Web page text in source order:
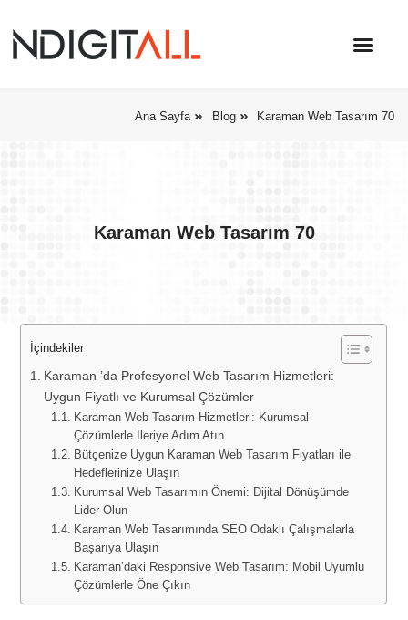
Ana Sayfa Blog Karaman Web Tasarım 70
Karaman Web Tasarım 70
İçindekiler
Karaman ’da Profesyonel Web Tasarım Hizmetleri:
Uygun Fiyatlı ve Kurumsal Çözümler
Karaman Web Tasarım Hizmetleri: Kurumsal
Çözümlerle İleriye Adım Atın
Bütçenize Uygun Karaman Web Tasarım Fiyatları ile
Hedeflerinize Ulaşın
Kurumsal Web Tasarımın Önemi: Dijital Dönüşümde
Lider Olun
Karaman Web Tasarımında SEO Odaklı Çalışmalarla
Başarıya Ulaşın
Karaman’daki Responsive Web Tasarım: Mobil Uyumlu
Çözümlerle Öne Çıkın